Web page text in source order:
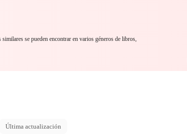
se pueden encontrar en varios géneros de libros,
Última actualización